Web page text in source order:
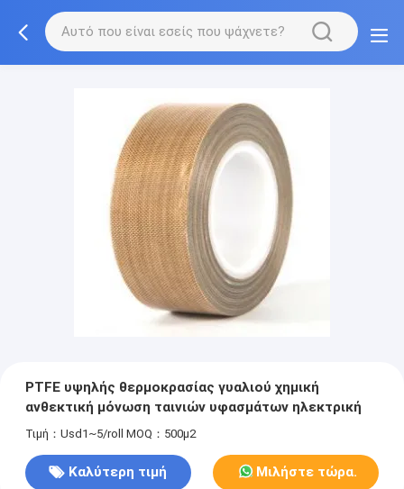
PTFE υψηλής θερμοκρασίας γυαλιού χημική
ανθεκτική μόνωση ταινιών υφασμάτων ηλεκτρική
Τιμή：Usd1~5/roll MOQ：500μ2
Καλύτερη τιμή Μιλήστε τώρα.